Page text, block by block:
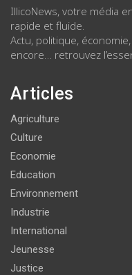
IllicoNews, votre média
rapide et fluide.
Actu, politique,
encore… retrouvez
Articles
Agriculture
Culture
Economie
Education
Environnement
Industrie
International
Jeunesse
Justice